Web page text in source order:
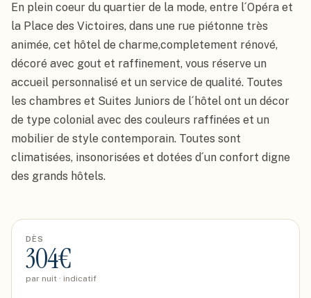
En plein coeur du quartier de la mode, entre l´Opéra et
la Place des Victoires, dans une rue piétonne très
animée, cet hôtel de charme,completement rénové,
décoré avec gout et raffinement, vous réserve un
accueil personnalisé et un service de qualité. Toutes
les chambres et Suites Juniors de l´hôtel ont un décor
de type colonial avec des couleurs raffinées et un
mobilier de style contemporain. Toutes sont
climatisées, insonorisées et dotées d´un confort digne
des grands hôtels.
DÈS
304€
par nuit · indicatif